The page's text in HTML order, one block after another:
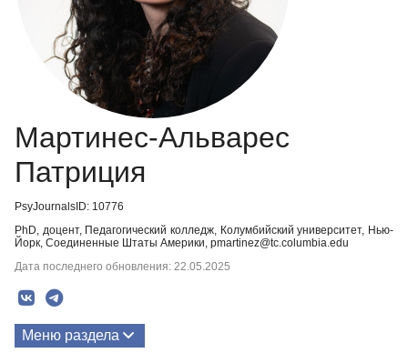
Мартинес-Альварес
Патриция
PsyJournalsID: 10776
PhD, доцент, Педагогический колледж, Колумбийский университет, Нью-
Йорк, Соединенные Штаты Америки, pmartinez@tc.columbia.edu
Дата последнего обновления: 22.05.2025
Меню раздела